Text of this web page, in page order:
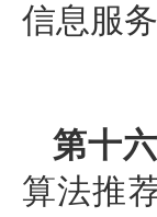
信息服
第十
算法推